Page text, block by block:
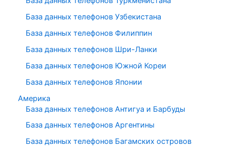
База данных телефонов Узбекистана
База данных телефонов Филиппин
База данных телефонов Шри-Ланки
База данных телефонов Южной Кореи
База данных телефонов Японии
Америка
База данных телефонов Антигуа и Барбуды
База данных телефонов Аргентины
База данных телефонов Багамских островов